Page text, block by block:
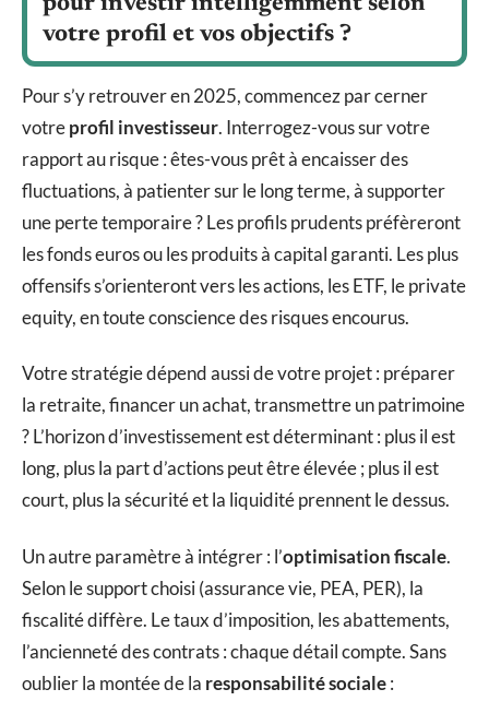
votre profil et vos objectifs ?
Pour s’y retrouver en 2025, commencez par cerner
votreprofil investisseur. Interrogez-vous sur votre
rapport au risque : êtes-vous prêt à encaisser des
fluctuations, à patienter sur le long terme, à supporter
une perte temporaire ? Les profils prudents préfèreront
les fonds euros ou les produits à capital garanti. Les plus
offensifs s’orienteront vers les actions, les ETF, le private
equity, en toute conscience des risques encourus.
Votre stratégie dépend aussi de votre projet : préparer
la retraite, financer un achat, transmettre un patrimoine
? L’horizon d’investissement est déterminant : plus il est
long, plus la part d’actions peut être élevée ; plus il est
court, plus la sécurité et la liquidité prennent le dessus.
Un autre paramètre à intégrer : l’optimisation fiscale.
Selon le support choisi (assurance vie, PEA, PER), la
fiscalité diffère. Le taux d’imposition, les abattements,
l’ancienneté des contrats : chaque détail compte. Sans
oublier la montée de la responsabilité sociale: